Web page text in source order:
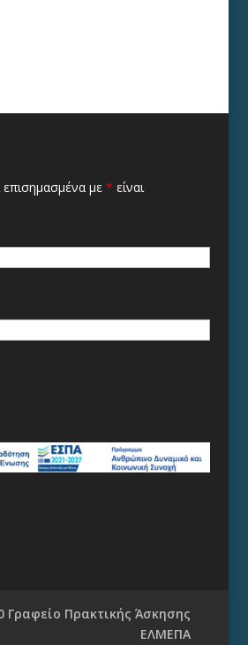
επισημασμένα με * είναι
Γραφείο Πρακτικής Άσκησης
ΕΛΜΕΠΑ